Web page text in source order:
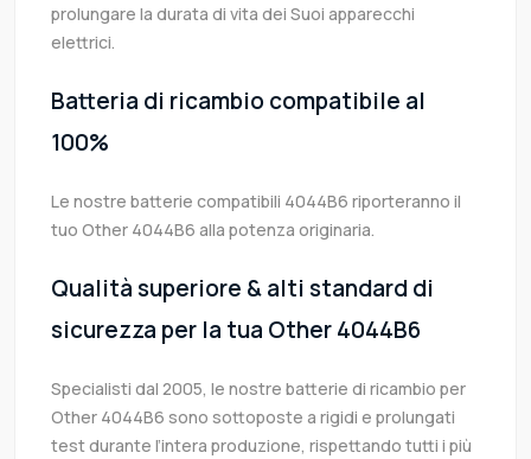
prolungare la durata di vita dei Suoi apparecchi
elettrici.
Batteria di ricambio compatibile al
100%
Le nostre batterie compatibili 4044B6 riporteranno il
tuo Other 4044B6 alla potenza originaria.
Qualità superiore & alti standard di
sicurezza per la tua Other 4044B6
Specialisti dal 2005, le nostre batterie di ricambio per
Other 4044B6 sono sottoposte a rigidi e prolungati
test durante l’intera produzione, rispettando tutti i più